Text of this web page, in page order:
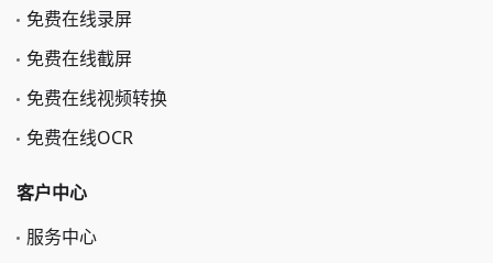
免费在线录屏
免费在线截屏
免费在线视频转换
免费在线OCR
客户中心
服务中心